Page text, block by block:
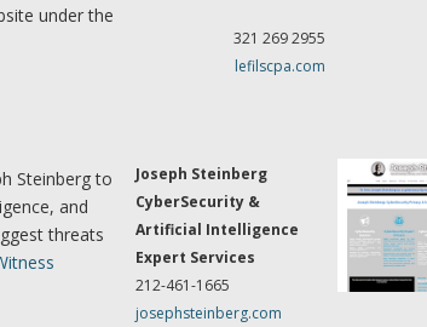
321 269 2955
lefilscpa.com
under the
Joseph Steinberg
CyberSecurity &
Artificial Intelligence
Expert Services
212-461-1665
josephsteinberg.com
Steinberg to
and
threats